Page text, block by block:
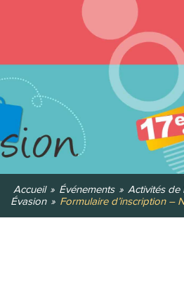
Accueil » Événements » Activités de
Évasion » Formulaire d’inscription –